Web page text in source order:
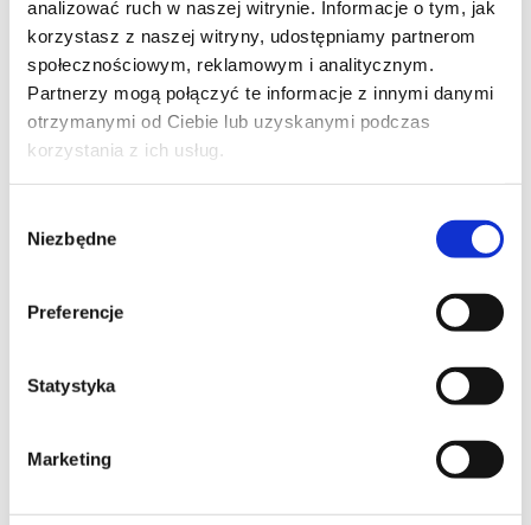
analizować ruch w naszej witrynie. Informacje o tym, jak
korzystasz z naszej witryny, udostępniamy partnerom
społecznościowym, reklamowym i analitycznym.
Partnerzy mogą połączyć te informacje z innymi danymi
otrzymanymi od Ciebie lub uzyskanymi podczas
korzystania z ich usług.
zgody
Niezbędne
Preferencje
Statystyka
Marketing
EMAIL*
WOJEWÓDZTWO*
wybierz województwo